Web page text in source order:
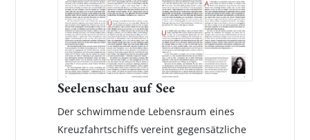
Seelenschau auf See
Der schwimmende Lebensraum eines
Kreuzfahrtschiffs ver­­eint gegensätzliche